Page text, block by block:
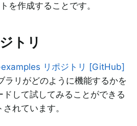
を作成することです。
トリ
リポジトリ [GitHub]
ラリがどのように機能するかを
して試してみることができる
れています。